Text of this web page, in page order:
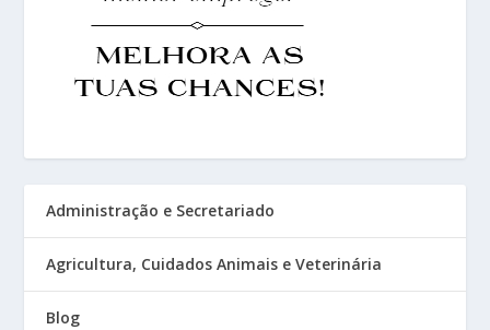
Administração e Secretariado
Agricultura, Cuidados Animais e Veterinária
Blog